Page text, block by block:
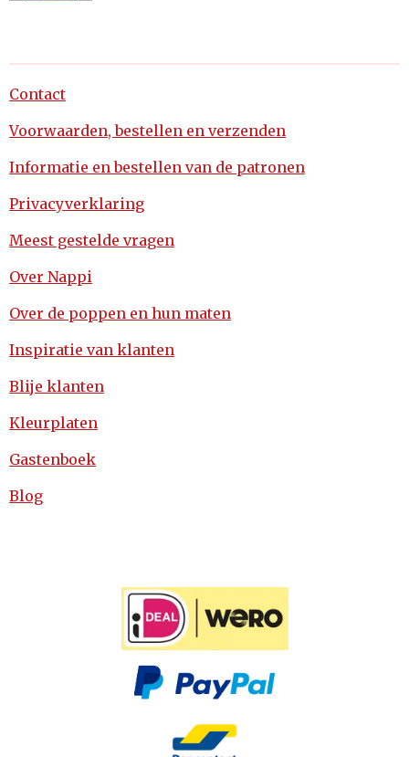
Contact
Voorwaarden, bestellen en verzenden
Informatie en bestellen van de patronen
Privacyverklaring
Meest gestelde vragen
Over Nappi
Over de poppen en hun maten
Inspiratie van klanten
Blije klanten
Kleurplaten
Gastenboek
Blog